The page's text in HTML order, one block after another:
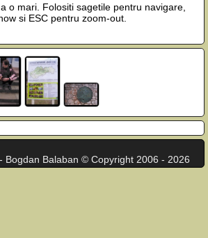
o mari. Folositi sagetile pentru navigare,
si ESC pentru zoom-out.
Bogdan Balaban © Copyright 2006 - 2026